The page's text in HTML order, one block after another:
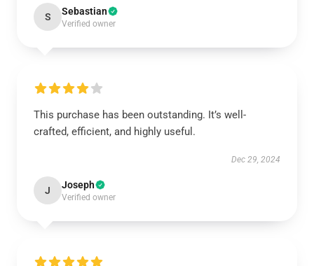
S Sebastian
Verified owner
This purchase has been outstanding. It’s well-
crafted, efficient, and highly useful.
Dec 29, 2024
J Joseph
Verified owner